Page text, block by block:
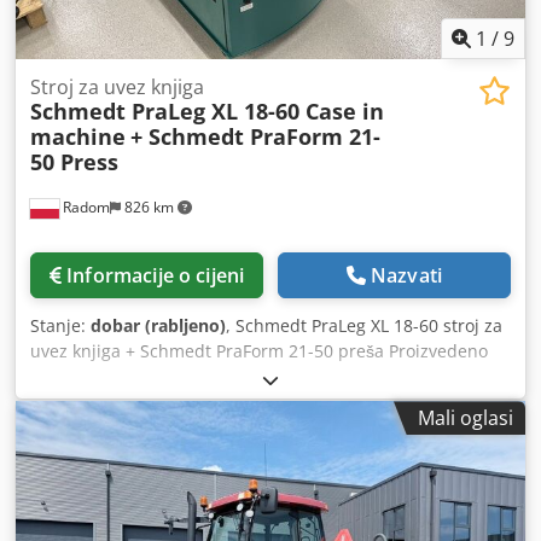
1 /9
Radom 826 km
Stroj za uvez knjiga
Schmedt PraLeg XL 18-60 Case in
machine + Schmedt PraForm 21-
50 Press
Informacije o cijeni Nazvati
Stanje: dobar (rabljeno), Schmedt PraLeg XL 18-60 stroj za
uvez knjiga + Schmedt PraForm 21-50 preša Proizvedeno
2022. Schmedt PraLeg XL 18-60 Stroj za umetanje knjižnog
bloka Stroj u dobrom stanju, spreman za rad. Stroj umeće
knjižni blok u prethodno pripremljene tvrde korice. Dvije
jedinice za nanošenje ljepila, glatko podešavanje debljine
ljepila. Format: Visina bloka: 80 – 450 mm Širina bloka: 110
– 450 mm Debljina bloka: 2 – 80 mm Proizvodni kapacitet:
cca 200 – 300 kom/h Napajanje: 230V Težina: 300 kg
Mali oglasi